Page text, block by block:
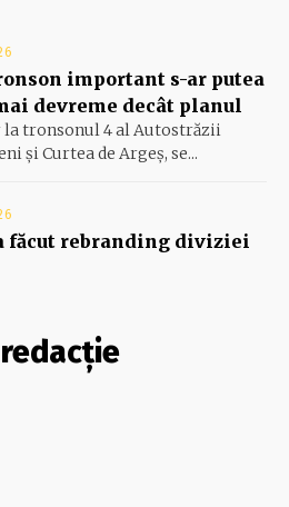
important s-ar putea
devreme decât planul
tronsonul 4 al Autostrăzii
şi Curtea de Argeş, se...
făcut rebranding diviziei